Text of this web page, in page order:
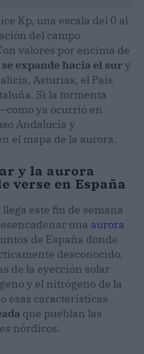
Kp, una escala del 0 al
del campo
valores por encima de
expande hacia el sury
Asturias, el País
Si la tormenta
ya ocurrió en
Andalucía y
el mapa de la aurora.
y la aurora
verse en España
llega este fin de semana
una aurora
de España donde
desconocido.
de la eyección solar
y el nitrógeno de la
esas características
que pueblan las
nórdicos.